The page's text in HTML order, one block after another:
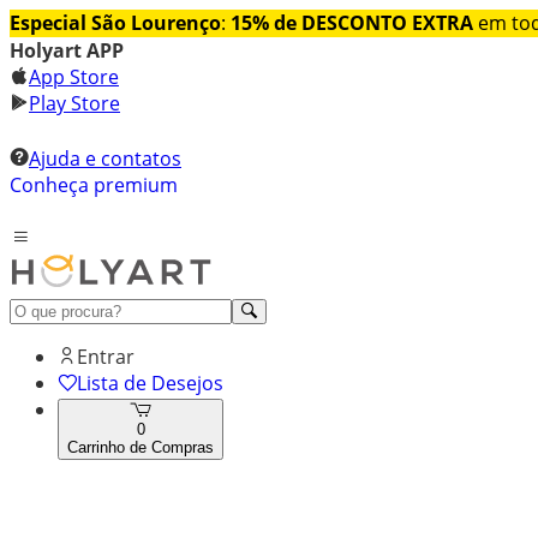
Especial São Lourenço: 15% de DESCONTO EXTRA em
Holyart APP
App Store
Play Store
Ajuda e contatos
Conheça premium
Entrar
Lista de Desejos
0
Carrinho de Compras